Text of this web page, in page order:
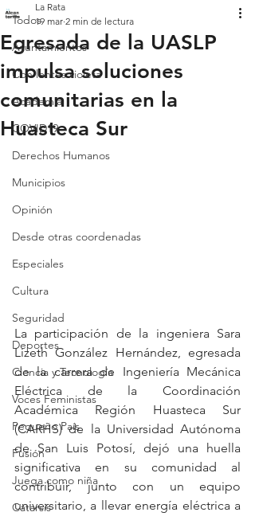
Todos
Ayuntamientos
Con lentes violeta
Academia
COVID19
Derechos Humanos
Municipios
Opinión
Desde otras coordenadas
Especiales
Cultura
Seguridad
Deportes
Ciencia y Tecnología
Voces Feministas
Pequeño País
Fusión
Juega como niña
Catarsis
Egresada de la UASLP
impulsa soluciones
comunitarias en la
Huasteca Sur
La Rata
19 mar 2 min de lectura
La participación de la ingeniera Sara
Lizeth González Hernández, egresada
de la carrera de Ingeniería Mecánica
Eléctrica de la Coordinación
Académica Región Huasteca Sur
(CARHS) de la Universidad Autónoma
de San Luis Potosí, dejó una huella
significativa en su comunidad al
contribuir, junto con un equipo
universitario, a llevar energía eléctrica a